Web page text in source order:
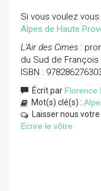
Si vous voulez
Alpes de Haute
L'Air des Cimes :
du Sud de François
ISBN :
Écrit par Florence
Mot(s) clé(s) :
Laisser nous votre
Ecrire le vôtre